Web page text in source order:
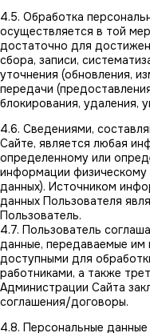
4.5. Обработка
осуществляется в той
достаточно для
сбора, записи,
уточнения (обновления,
передачи
блокирования, удаления,
4.6. Сведениями,
Сайте, является любая
определенному или
информации физическому
данных). Источником
данных Пользователя
Пользователь.
4.7. Пользователь
данные, передаваемые им
доступными для
работниками, а также
Администрации Сайта
соглашения/договоры.
4.8. Персональные